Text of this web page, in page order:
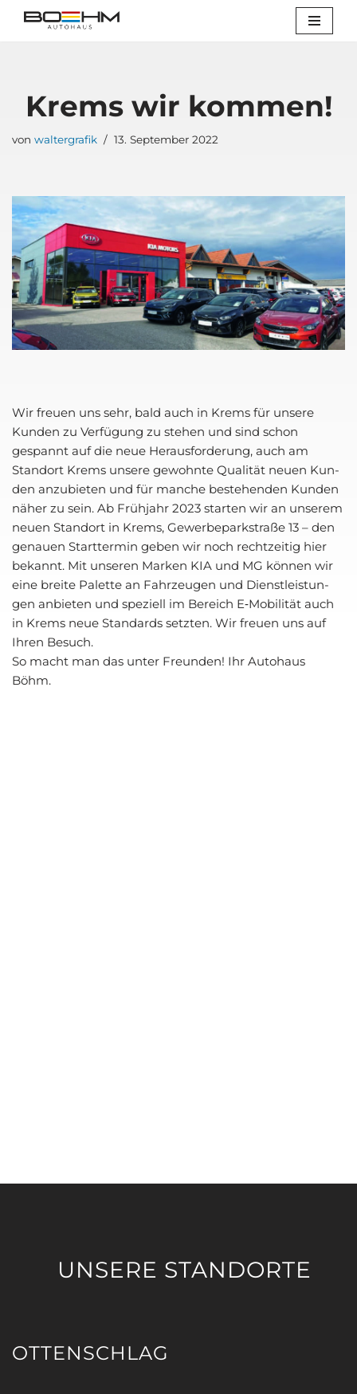
Krems wir kom­men!
von waltergrafik 13. September 2022
Wir freu­en uns sehr, bald auch in Krems für unse­re
Kun­den zu Ver­fü­gung zu ste­hen und sind schon
gespannt auf die neue Her­aus­for­de­rung, auch am
Stand­ort Krems unse­re gewohn­te Qua­li­tät neu­en Kun­
den anzu­bie­ten und für man­che bestehen­den Kun­den
näher zu sein. Ab Früh­jahr 2023 star­ten wir an unse­rem
neu­en Stand­ort in Krems, Gewer­be­park­stra­ße 13 – den
genau­en Start­ter­min geben wir noch recht­zei­tig hier
bekannt. Mit unse­ren Mar­ken KIA und MG kön­nen wir
eine brei­te Palet­te an Fahr­zeu­gen und Dienst­leis­tun­
gen anbie­ten und spe­zi­ell im Bereich E‑Mobilität auch
in Krems neue Stan­dards setz­ten. Wir freu­en uns auf
Ihren Besuch.
So macht man das unter Freun­den! Ihr Auto­haus
Böhm.
UNSERE STANDORTE
OTTENSCHLAG